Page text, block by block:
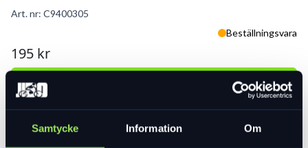
Samtycke Information Om
Art. nr: C9400305
Beställningsvara
195 kr